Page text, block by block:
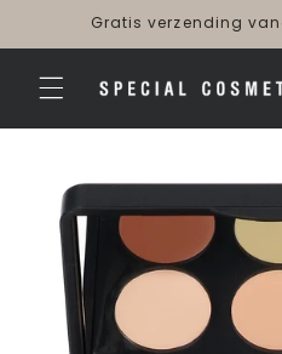
naar de
content
Gratis verzending